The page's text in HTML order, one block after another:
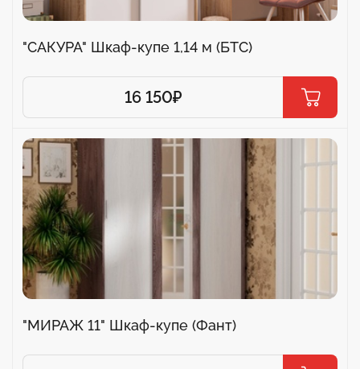
"САКУРА" Шкаф-купе 1,14 м (БТС)
16 150₽
"МИРАЖ 11" Шкаф-купе (Фант)